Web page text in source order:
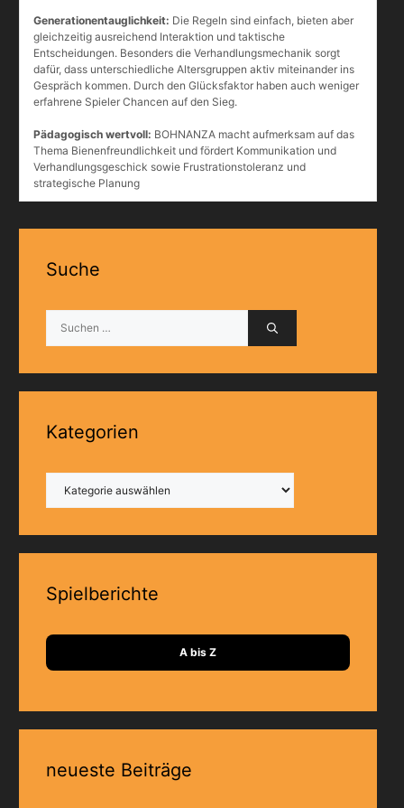
Generationentauglichkeit: Die Regeln sind einfach, bieten aber
gleichzeitig ausreichend Interaktion und taktische
Entscheidungen. Besonders die Verhandlungsmechanik sorgt
dafür, dass unterschiedliche Altersgruppen aktiv miteinander ins
Gespräch kommen. Durch den Glücksfaktor haben auch weniger
erfahrene Spieler Chancen auf den Sieg.
Pädagogisch wertvoll: BOHNANZA macht aufmerksam auf das
Thema Bienenfreundlichkeit und fördert Kommunikation und
Verhandlungsgeschick sowie Frustrationstoleranz und
strategische Planung
Suche
nach:
Kategorien
Spielberichte
A bis Z
neueste Beiträge